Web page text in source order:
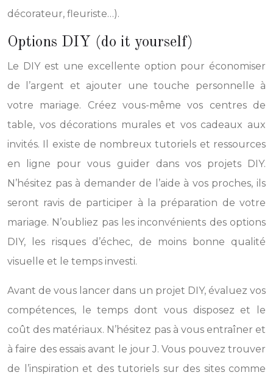
décorateur, fleuriste…).
Options DIY (do it yourself)
Le DIY est une excellente option pour économiser
de l’argent et ajouter une touche personnelle à
votre mariage. Créez vous-même vos centres de
table, vos décorations murales et vos cadeaux aux
invités. Il existe de nombreux tutoriels et ressources
en ligne pour vous guider dans vos projets DIY.
N’hésitez pas à demander de l’aide à vos proches, ils
seront ravis de participer à la préparation de votre
mariage. N’oubliez pas les inconvénients des options
DIY, les risques d’échec, de moins bonne qualité
visuelle et le temps investi.
Avant de vous lancer dans un projet DIY, évaluez vos
compétences, le temps dont vous disposez et le
coût des matériaux. N’hésitez pas à vous entraîner et
à faire des essais avant le jour J. Vous pouvez trouver
de l’inspiration et des tutoriels sur des sites comme